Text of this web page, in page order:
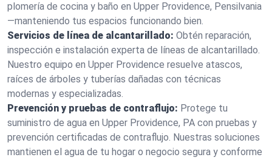
plomería de cocina y baño en Upper Providence, Pensilvania
—manteniendo tus espacios funcionando bien.
Servicios de línea de alcantarillado: Obtén reparación,
inspección e instalación experta de líneas de alcantarillado.
Nuestro equipo en Upper Providence resuelve atascos,
raíces de árboles y tuberías dañadas con técnicas
modernas y especializadas.
Prevención y pruebas de contraflujo: Protege tu
suministro de agua en Upper Providence, PA con pruebas y
prevención certificadas de contraflujo. Nuestras soluciones
mantienen el agua de tu hogar o negocio segura y conforme